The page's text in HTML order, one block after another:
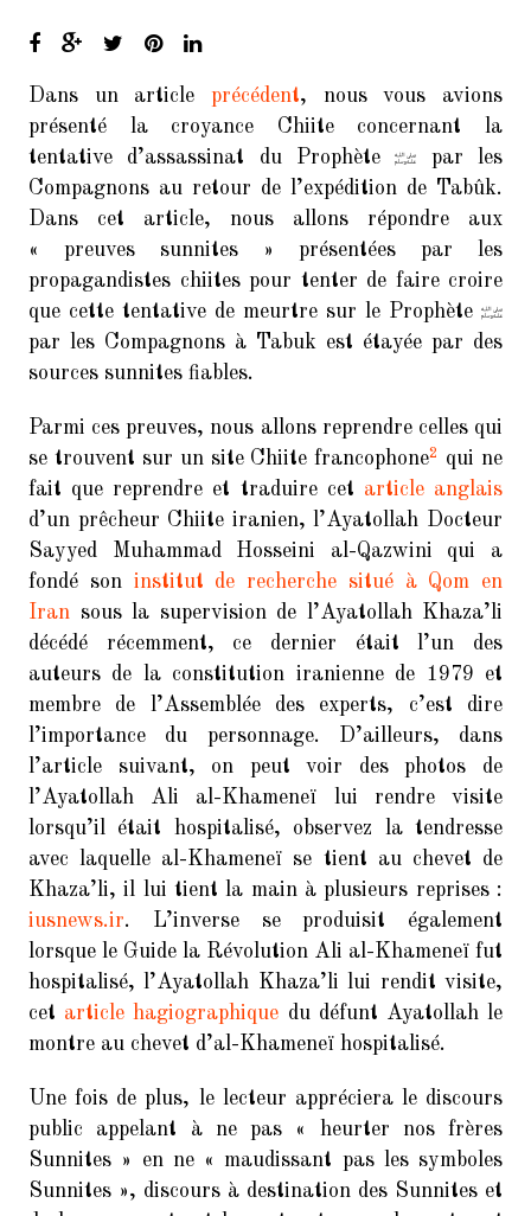
Dans un article précédent, nous vous avions
présenté la croyance Chiite concernant la
tentative d’assassinat du Prophète
par les
Compagnons au retour de l’expédition de Tabûk.
Dans cet article, nous allons répondre aux
« preuves sunnites » présentées par les
propagandistes chiites pour tenter de faire croire
que cette tentative de meurtre sur le Prophète
par les Compagnons à Tabuk est étayée par des
sources sunnites fiables.
Parmi ces preuves, nous allons reprendre celles qui
se trouvent sur un site Chiite francophone2
qui ne
fait que reprendre et traduire cet article anglais
d’un prêcheur Chiite iranien, l’Ayatollah Docteur
Sayyed Muhammad Hosseini al-Qazwini qui a
fondé son institut de recherche situé à Qom en
Iran sous la supervision de l’Ayatollah Khaza’li
décédé récemment, ce dernier était l’un des
auteurs de la constitution iranienne de 1979 et
membre de l’Assemblée des experts, c’est dire
l’importance du personnage. D’ailleurs, dans
l’article suivant, on peut voir des photos de
l’Ayatollah Ali al-Khameneï lui rendre visite
lorsqu’il était hospitalisé, observez la tendresse
avec laquelle al-Khameneï se tient au chevet de
Khaza’li, il lui tient la main à plusieurs reprises :
iusnews.ir. L’inverse se produisit également
lorsque le Guide la Révolution Ali al-Khameneï fut
hospitalisé, l’Ayatollah Khaza’li lui rendit visite,
cet article hagiographique du défunt Ayatollah le
montre au chevet d’al-Khameneï hospitalisé.
Une fois de plus, le lecteur appréciera le discours
public appelant à ne pas « heurter nos frères
Sunnites » en ne « maudissant pas les symboles
Sunnites », discours à destination des Sunnites et